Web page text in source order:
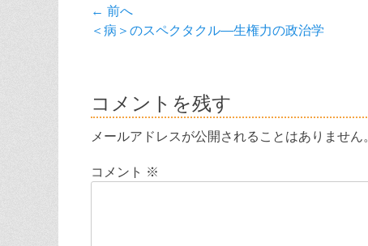
ー
投
稿
ビ
ゲ
シ
← 前へ
前
＜病＞のスペクタクル―生権力の政治学
コメントを残す
メールアドレスが公開されることはありません。
コメント ※